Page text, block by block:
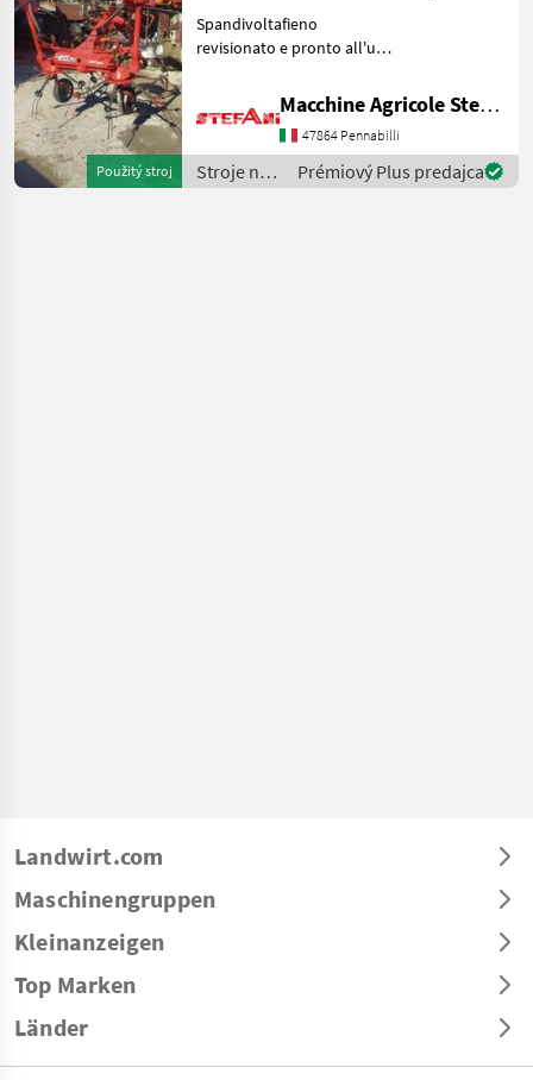
Použitý stroj
Spandivoltafieno
revisionato e pronto all'uso
con 2 ruote esterne
ripiegabili idraulicamente
larghezza ingombro su
strada 250 cm
Macchine Agricole Stefani Luciano
47864 Pennabilli
Stroje na
zber
Prémiový Plus predajca
Landwirt.com
Maschinengruppen
Kleinanzeigen
Top Marken
Länder